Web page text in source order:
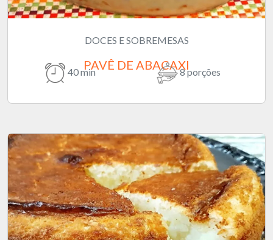
DOCES E SOBREMESAS
PAVÊ DE ABACAXI
40 min 8 porções